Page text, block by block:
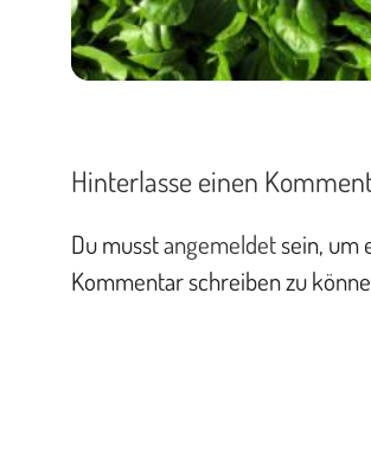
Hinterlasse einen
Du musstangemeldetsein, um
Kommentar schreiben zu